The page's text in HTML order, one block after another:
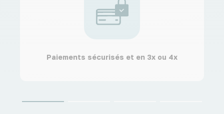
Paiements sécurisés et en 3x ou 4x